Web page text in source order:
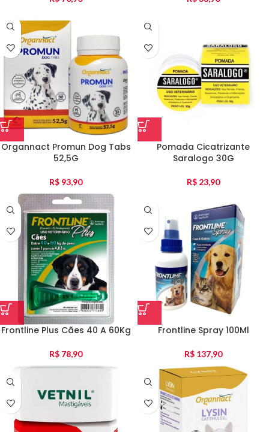
Organnact Promun Dog Tabs
52,5G
R$ 93,90
Pomada Cicatrizante
Saralogo 30G
R$ 23,90
Frontline Plus Cães 40 A 60Kg
R$ 78,90
Frontline Spray 100Ml
R$ 137,90